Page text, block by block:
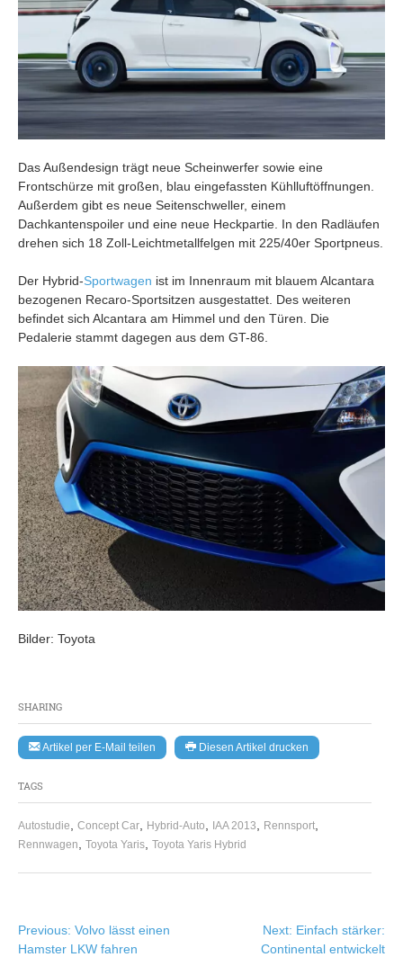
SHARING
Artikel per E-Mail teilen Diesen Artikel drucken
TAGS
Autostudie Concept Car Hybrid-Auto IAA 2013 Rennsport
Rennwagen Toyota Yaris Toyota Yaris Hybrid
Das Außendesign trägt neue Scheinwerfer sowie eine
Frontschürze mit großen, blau eingefassten Kühlluftöffnungen.
Außerdem gibt es neue Seitenschweller, einem
Dachkantenspoiler und eine neue Heckpartie. In den Radläufen
drehen sich 18 Zoll-Leichtmetallfelgen mit 225/40er Sportpneus.
Der Hybrid-Sportwagen ist im Innenraum mit blauem Alcantara
bezogenen Recaro-Sportsitzen ausgestattet. Des weiteren
befindet sich Alcantara am Himmel und den Türen. Die
Pedalerie stammt dagegen aus dem GT-86.
Bilder: Toyota
Beitragsnavigation
Previous: Volvo lässt einen
Hamster LKW fahren
Next: Einfach stärker:
Continental entwickelt